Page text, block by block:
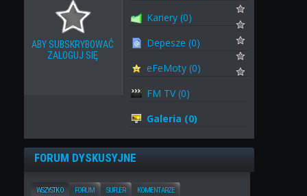
ABY SUBSKRYBOWAĆ
ZALOGUJ SIĘ
Kariery (0)
Depesze (0)
eFeMoty (0)
FM TV (0)
Galeria (0)
FORUM DYSKUSYJNE
WSZYSTKO FORUM SUFLER KOMENTARZE